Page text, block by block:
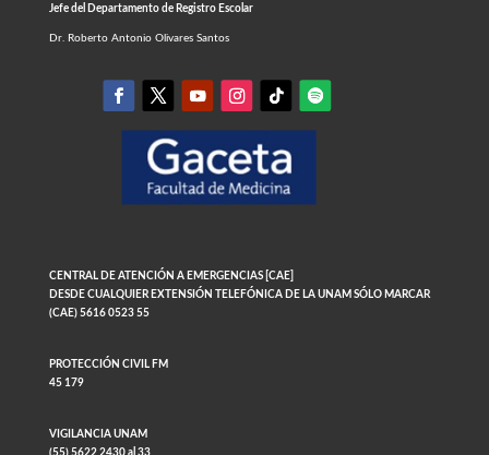
Jefe del Departamento de Registro Escolar
Dr. Roberto Antonio Olivares Santos
CENTRAL DE ATENCIÓN A EMERGENCIAS [CAE]
DESDE CUALQUIER EXTENSIÓN TELEFÓNICA DE LA UNAM SÓLO MARCAR
(CAE) 5616 0523 55
PROTECCIÓN CIVIL FM
45 179
VIGILANCIA UNAM